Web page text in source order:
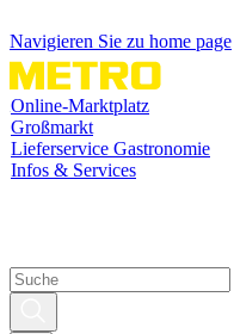
Navigieren Sie zu home page
Online-Marktplatz
Großmarkt
Lieferservice Gastronomie
Infos & Services